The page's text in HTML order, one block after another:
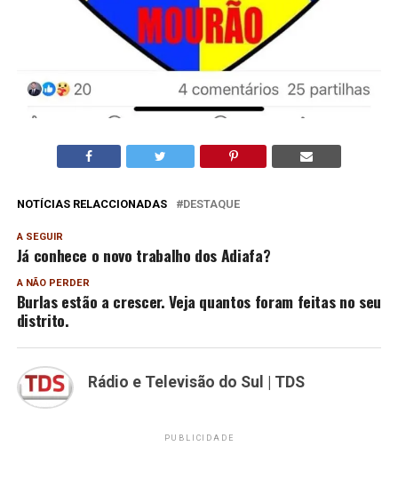
NOTÍCIAS RELACCIONADAS DESTAQUE
A SEGUIR
Já conhece o novo trabalho dos Adiafa?
A NÃO PERDER
Burlas estão a crescer. Veja quantos foram feitas no seu
distrito.
Rádio e Televisão do Sul | TDS
PUBLICIDADE